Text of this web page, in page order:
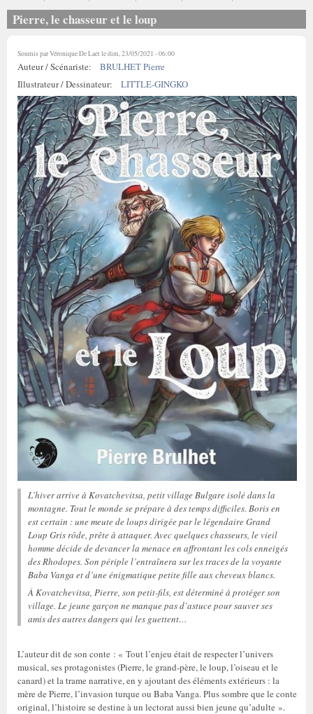
Pierre, le chasseur et le loup
Soumis parVéronique De Laetle dim, 23/05/2021 - 06:00
Auteur / Scénariste:
BRULHET Pierre
Illustrateur / Dessinateur:
LITTLE-GINGKO
L’hiver arrive à Kovatchevitsa, petit village Bulgare isolé dans la
montagne. Tout le monde se prépare à des temps difficiles. Boris en
est certain : une meute de loups dirigée par le légendaire Grand
Loup Gris rôde, prête à attaquer. Avec quelques chasseurs, le vieil
homme décide de devancer la menace en affrontant les cols enneigés
des Rhodopes. Son périple l’entraînera sur les traces de la voyante
Baba Vanga et d’une énigmatique petite fille aux cheveux blancs.
À Kovatchevitsa, Pierre, son petit-fils, est déterminé à protéger son
village. Le jeune garçon ne manque pas d’astuce pour sauver ses
amis des autres dangers qui les guettent…
L’auteur dit de son conte : « Tout l’enjeu était de respecter l’univers
musical, ses protagonistes (Pierre, le grand-père, le loup, l’oiseau et le
canard) et la trame narrative, en y ajoutant des éléments extérieurs : la
mère de Pierre, l’invasion turque ou Baba Vanga. Plus sombre que le conte
original, l’histoire se destine à un lectorat aussi bien jeune qu’adulte ».